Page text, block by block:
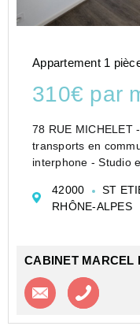
Appartement 1
310€ par
78 RUE MICHELET
transports en
interphone - Studio
pièce principale
hott...
42000 ST
RHÔNE-ALPES
CABINET MARCEL
Contacter